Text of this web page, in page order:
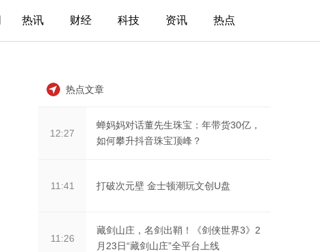
热讯 财经 科技 资讯 热点
热点文章
12:27
蝉妈妈对话董先生珠宝：年带货30亿，
如何攀升抖音珠宝顶峰？
11:41 打破次元壁 金士顿潮玩文创U盘
11:26
藏剑山庄，名剑出鞘！《剑侠世界3》2
月23日“藏剑山庄”全平台上线